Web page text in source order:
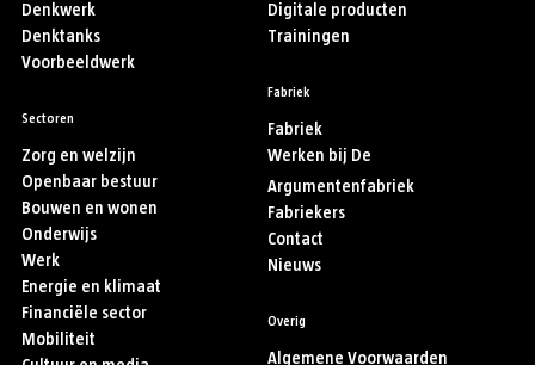
Denkwerk
Denktanks
Voorbeeldwerk
Sectoren
Zorg en welzijn
Openbaar bestuur
Bouwen en wonen
Onderwijs
Werk
Energie en klimaat
Financiële sector
Mobiliteit
Digitale producten
Trainingen
Fabriek
Fabriek
Werken bij De
Argumentenfabriek
Fabriekers
Contact
Nieuws
Overig
Algemene Voorwaarden